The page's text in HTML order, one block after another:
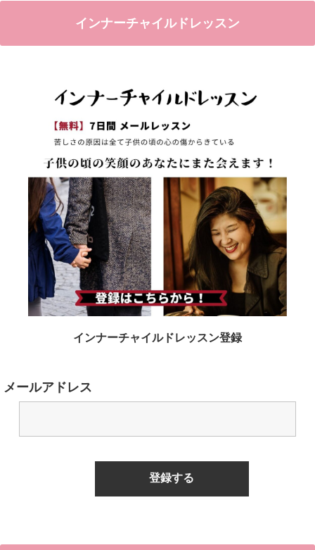
インナーチャイルドレッスン
インナーチャイルドレッスン登録
メールアドレス